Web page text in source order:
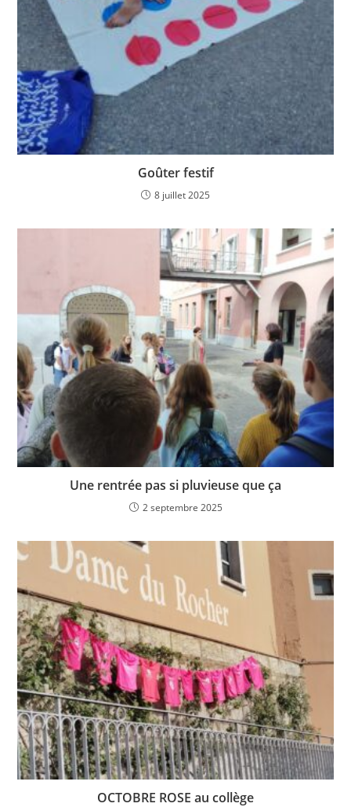
Goûter festif
8 juillet 2025
Une rentrée pas si pluvieuse que ça
2 septembre 2025
OCTOBRE ROSE au collège